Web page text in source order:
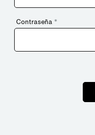
Contraseña *